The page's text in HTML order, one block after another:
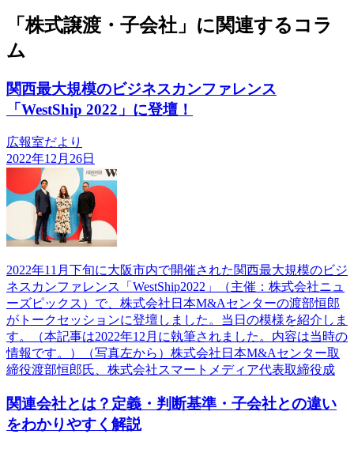
「株式譲渡・子会社」に関連するコラ
ム
関西最大規模のビジネスカンファレンス
「WestShip 2022」に登壇！
広報室だより
2022年12月26日
2022年11月下旬に大阪市内で開催された関西最大規模のビジ
ネスカンファレンス「WestShip2022」（主催：株式会社ニュ
ーズピックス）で、株式会社日本M&Aセンターの渡部恒郎
がトークセッションに登壇しました。当日の模様を紹介しま
す。（本記事は2022年12月に執筆されました。内容は当時の
情報です。）（写真左から）株式会社日本M&Aセンター取
締役渡部恒郎氏、株式会社スマートメディア代表取締役成
関連会社とは？定義・判断基準・子会社との違い
をわかりやすく解説